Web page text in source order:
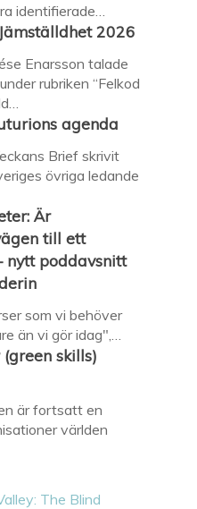
identifierade…
2026
Enarsson talade
rubriken “Felkod
agenda
Brief skrivit
övriga ledande
Är
till ett
nytt poddavsnitt
som vi behöver
än vi gör idag",…
skills)
är fortsatt en
världen
The Blind